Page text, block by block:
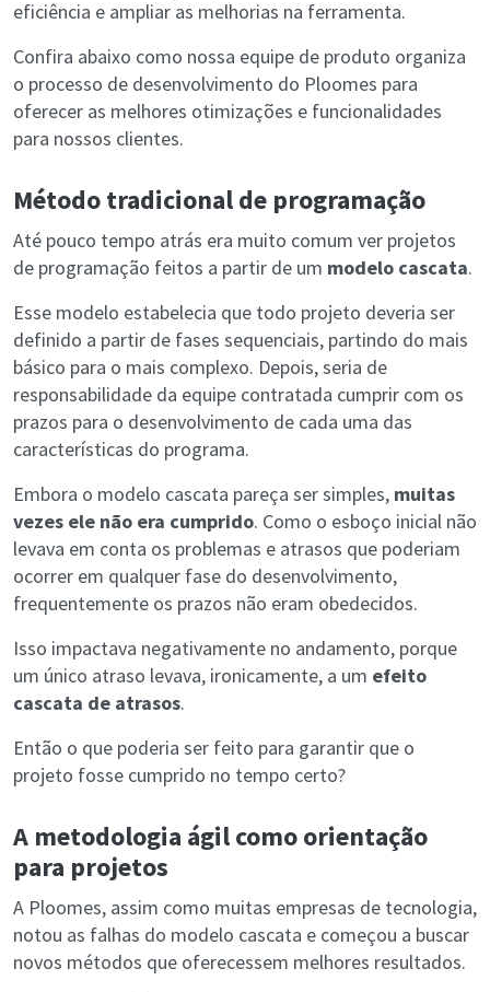
eficiência e ampliar as melhorias na ferramenta.
Confira abaixo como nossa equipe de produto organiza
o processo de desenvolvimento do Ploomes para
oferecer as melhores otimizações e funcionalidades
para nossos clientes.
Método tradicional de programação
Até pouco tempo atrás era muito comum ver projetos
de programação feitos a partir de um modelo cascata.
Esse modelo estabelecia que todo projeto deveria ser
definido a partir de fases sequenciais, partindo do mais
básico para o mais complexo. Depois, seria de
responsabilidade da equipe contratada cumprir com os
prazos para o desenvolvimento de cada uma das
características do programa.
Embora o modelo cascata pareça ser simples, muitas
vezes ele não era cumprido. Como o esboço inicial não
levava em conta os problemas e atrasos que poderiam
ocorrer em qualquer fase do desenvolvimento,
frequentemente os prazos não eram obedecidos.
Isso impactava negativamente no andamento, porque
um único atraso levava, ironicamente, a um efeito
cascata de atrasos.
Então o que poderia ser feito para garantir que o
projeto fosse cumprido no tempo certo?
A metodologia ágil como orientação
para projetos
A Ploomes, assim como muitas empresas de tecnologia,
notou as falhas do modelo cascata e começou a buscar
novos métodos que oferecessem melhores resultados.